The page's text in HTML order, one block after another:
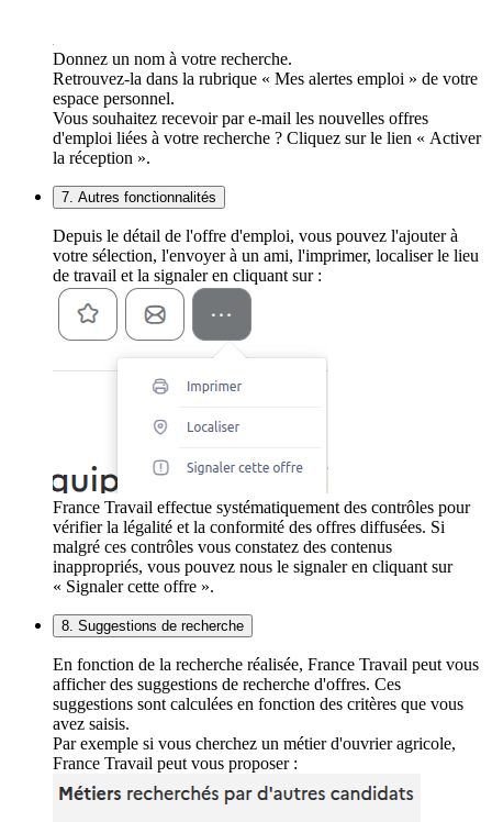
Donnez un nom à votre recherche.
Retrouvez-la dans la rubrique « Mes alertes emploi » de votre
espace personnel.
Vous souhaitez recevoir par e-mail les nouvelles offres
d'emploi liées à votre recherche ? Cliquez sur le lien « Activer
la réception ».
7. Autres fonctionnalités
Depuis le détail de l'offre d'emploi, vous pouvez l'ajouter à
votre sélection, l'envoyer à un ami, l'imprimer, localiser le lieu
de travail et la signaler en cliquant sur :
France Travail effectue systématiquement des contrôles pour
vérifier la légalité et la conformité des offres diffusées. Si
malgré ces contrôles vous constatez des contenus
inappropriés, vous pouvez nous le signaler en cliquant sur
« Signaler cette offre ».
8. Suggestions de recherche
En fonction de la recherche réalisée, France Travail peut vous
afficher des suggestions de recherche d'offres. Ces
suggestions sont calculées en fonction des critères que vous
avez saisis.
Par exemple si vous cherchez un métier d'ouvrier agricole,
France Travail peut vous proposer :